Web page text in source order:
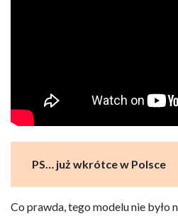
PS… już wkrótce w Polsce
Co prawda, tego modelu nie było